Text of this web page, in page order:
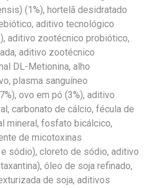
(1%), hortelã desidratado
aditivo tecnológico
aditivo zootécnico probiótico,
aditivo zootécnico
DL-Metionina, alho
plasma sanguíneo
ovo em pó (3%), aditivo
carbonato de cálcio, fécula de
mineral, fosfato bicálcico,
de micotoxinas
sódio), cloreto de sódio, aditivo
óleo de soja refinado,
de soja, aditivos